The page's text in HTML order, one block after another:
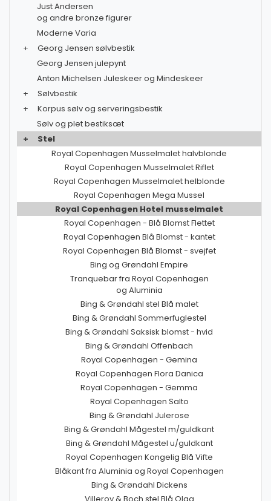
Just Andersen
og andre bronze figurer
Moderne Varia
+
Georg Jensen sølvbestik
Georg Jensen julepynt
Anton Michelsen Juleskeer og Mindeskeer
+
Sølvbestik
+
Korpus sølv og serveringsbestik
Sølv og plet bestiksæt
+
Stel
Royal Copenhagen Musselmalet halvblonde
Royal Copenhagen Musselmalet Riflet
Royal Copenhagen Musselmalet helblonde
Royal Copenhagen Mega Mussel
Royal Copenhagen Hotel musselmalet
Royal Copenhagen - Blå Blomst Flettet
Royal Copenhagen Blå Blomst - kantet
Royal Copenhagen Blå Blomst - svejfet
Bing og Grøndahl Empire
Tranquebar fra Royal Copenhagen
og Aluminia
Bing & Grøndahl stel Blå malet
Bing & Grøndahl Sommerfuglestel
Bing & Grøndahl Saksisk blomst - hvid
Bing & Grøndahl Offenbach
Royal Copenhagen - Gemina
Royal Copenhagen Flora Danica
Royal Copenhagen - Gemma
Royal Copenhagen Salto
Bing & Grøndahl Julerose
Bing & Grøndahl Mågestel m/guldkant
Bing & Grøndahl Mågestel u/guldkant
Royal Copenhagen Kongelig Blå Vifte
Blåkant fra Aluminia og Royal Copenhagen
Bing & Grøndahl Dickens